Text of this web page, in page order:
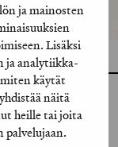
ja mainosten
Lisäksi
ja analytiikka-
käytät
näitä
heille tai joita
GRAFIA RY
GRAFIA(AT)GRAFIA.FI
UUDENMAANKATU 11 B 9,
00120 HELSINKI